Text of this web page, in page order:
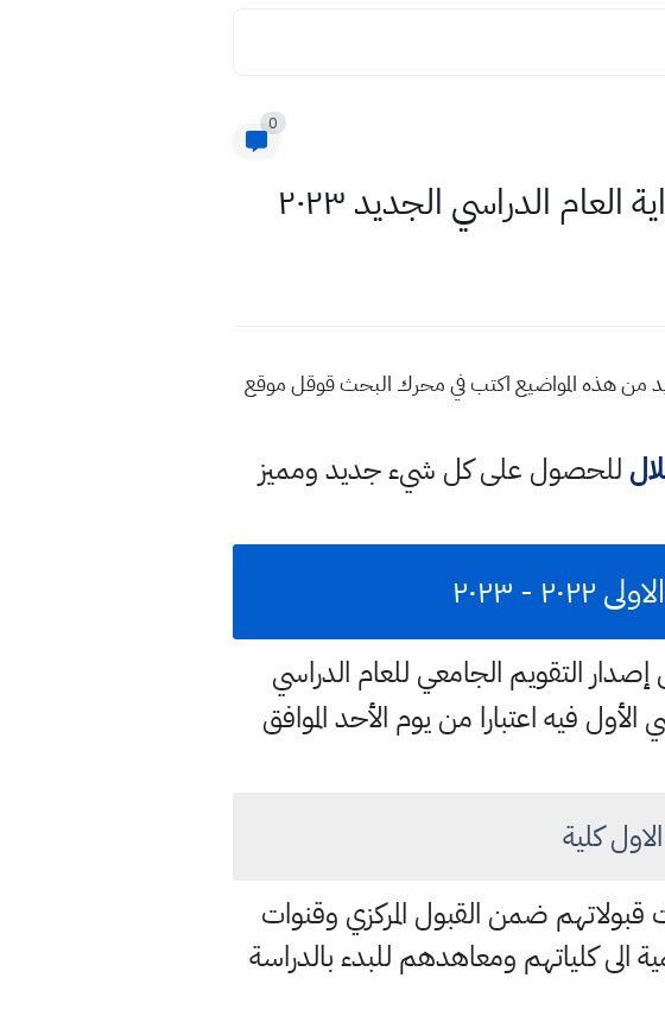
0
الدراسي الجديد ٢٠٢٣
المرحلة الاولى في الكليات والجامعات بداية العام الدراسي الجديد ٢٠٢٣ للمزيد من هذه المواضيع اكتب في محرك البحث قوقل موقع
للحصول على كل شيء جديد ومميز
- ٢٠٢٣
التقويم الجامعي للعام الدراسي
الأول فيه اعتبارا من يوم الأحد الموافق
كلية
قبولاتهم ضمن القبول المركزي وقنوات
الى كلياتهم ومعاهدهم للبدء بالدراسة